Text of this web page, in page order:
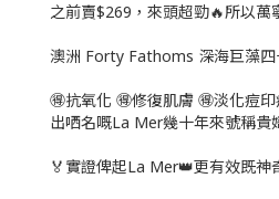
之前賣$269，來頭超勁🔥所以
澳洲 Forty Fathoms 深海巨藻
🉐抗氧化 🉐修復肌膚 🉐淡化痘
出哂名嘅La Mer幾十年來號稱貴
🏅實證俾起La Mer👑更有效既神